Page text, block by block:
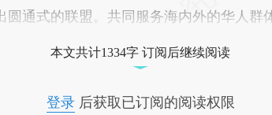
圆通式的联盟。共同服务海内外的华人群
本文共计1334字 订阅后继续阅读
登录后获取已订阅的阅读权限